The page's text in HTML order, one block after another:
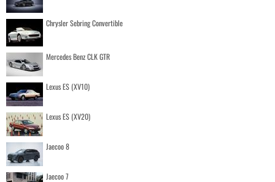
Chrysler Sebring Convertible
Mercedes Benz CLK GTR
Lexus ES (XV10)
Lexus ES (XV20)
Jaecoo 8
Jaecoo 7